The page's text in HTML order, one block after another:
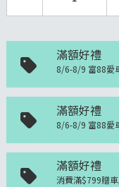
滿額好禮
8/6-8/9 富88愛
滿額好禮
8/6-8/9 富88愛
滿額好禮
消費滿$799贈